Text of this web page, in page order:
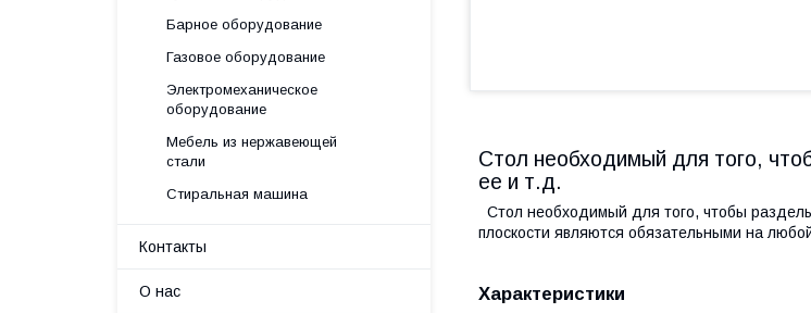
Стол необходимый для того,
ее и т.д.
Стол необходимый для того, чтобы
плоскости являются обязательными на
Характеристики
Барное оборудование
Газовое оборудование
Электромеханическое
оборудование
Мебель из нержавеющей
стали
Стиральная машина
Контакты
О нас